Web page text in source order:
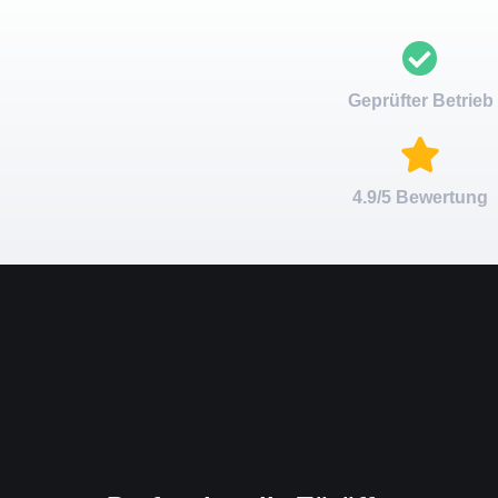
Geprüfter Betrieb
4.9/5 Bewertung